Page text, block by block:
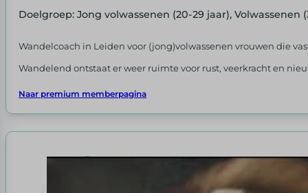
Doelgroep: Jong volwassenen (20-29 jaar), Volwassenen
Wandelcoach in Leiden voor (jong)volwassenen vrouwen die
Wandelend ontstaat er weer ruimte voor rust, veerkracht en
Naar premium memberpagina